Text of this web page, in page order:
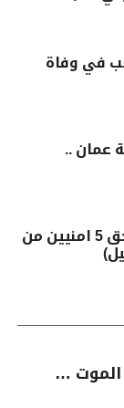
في وفاة
عمان ..
ابطاقة ايداع بالسجن في حق 5 امنيين من
الموت …